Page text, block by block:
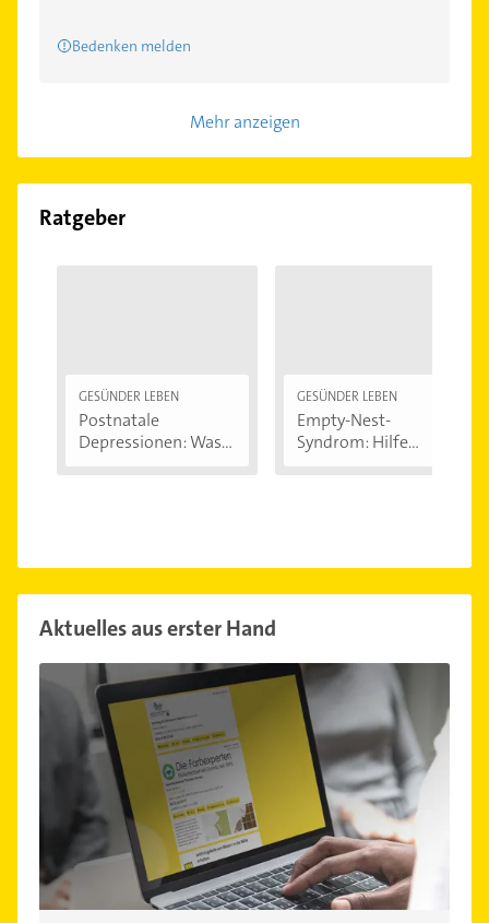
Bedenken melden
Mehr anzeigen
Ratgeber
GESÜNDER LEBEN
Postnatale
Depressionen: Was
GESÜNDER LEBEN
Empty-Nest-
Syndrom: Hilfe
Aktuelles aus erster Hand